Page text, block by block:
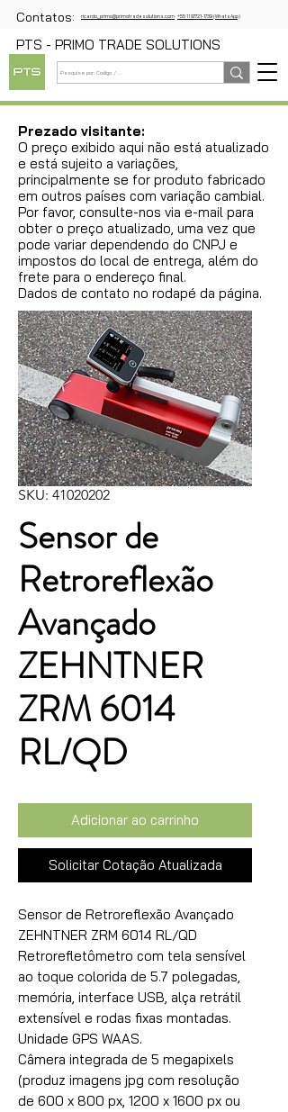
Contatos: ricardo_primo@primotradesolutions.com +55 11 97721-1739 (WhatsApp)
PTS - PRIMO TRADE SOLUTIONS
Prezado visitante:
O preço exibido aqui não está atualizado
e está sujeito a variações,
principalmente se for produto fabricado
em outros países com variação cambial.
Por favor, consulte-nos via e-mail para
obter o preço atualizado, uma vez que
pode variar dependendo do CNPJ e
impostos do local de entrega, além do
frete para o endereço final.
Dados de contato no rodapé da página.
SKU: 41020202
Sensor de
Retroreflexão
Avançado
ZEHNTNER
ZRM 6014
RL/QD
Adicionar ao carrinho
Solicitar Cotação Atualizada
Sensor de Retroreflexão Avançado
ZEHNTNER ZRM 6014 RL/QD
Retrorefletômetro com tela sensível
ao toque colorida de 5.7 polegadas,
memória, interface USB, alça retrátil
extensível e rodas fixas montadas.
Unidade GPS WAAS.
Câmera integrada de 5 megapixels
(produz imagens jpg com resolução
de 600 x 800 px, 1200 x 1600 px ou